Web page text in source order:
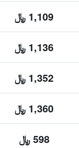
1,109 ﷼
1,136 ﷼
1,352 ﷼
1,360 ﷼
598 ﷼